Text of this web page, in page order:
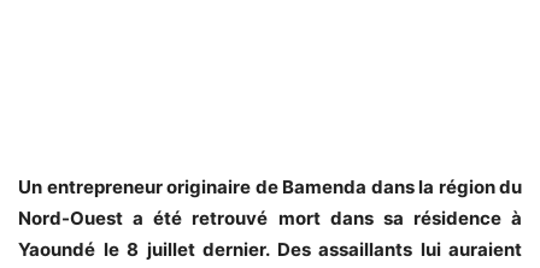
Un entrepreneur originaire de Bamenda dans la région du
Nord-Ouest a été retrouvé mort dans sa résidence à
Yaoundé le 8 juillet dernier. Des assaillants lui auraient